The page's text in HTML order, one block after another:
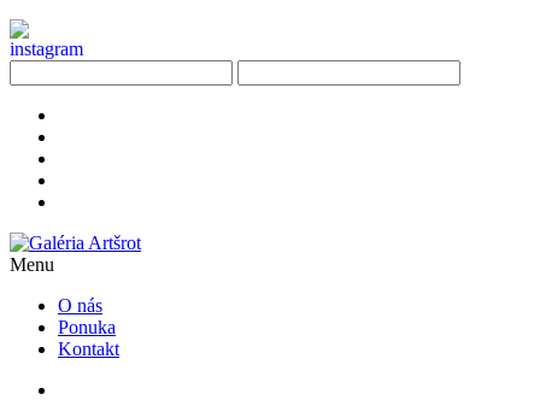
Menu
O nás
Ponuka
Kontakt